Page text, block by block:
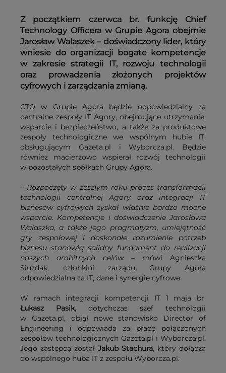
Z początkiem czerwca br. funkcję Chief
Technology Officera w Grupie Agora obejmie
Jarosław Walaszek – doświadczony lider, który
wniesie do organizacji bogate kompetencje
w zakresie strategii IT, rozwoju technologii
oraz prowadzenia złożonych projektów
cyfrowych i zarządzania zmianą.
CTO w Grupie Agora będzie odpowiedzialny za
centralne zespoły IT Agory, obejmujące utrzymanie,
wsparcie i bezpieczeństwo, a także za produktowe
zespoły technologiczne we wspólnym hubie IT,
obsługującym Gazeta.pl i Wyborcza.pl. Będzie
również macierzowo wspierał rozwój technologii
w pozostałych spółkach Grupy Agora.
– Rozpoczęty w zeszłym roku proces transformacji
technologii centralnej Agory oraz integracji IT
biznesów cyfrowych zyskał właśnie bardzo mocne
wsparcie. Kompetencje i doświadczenie Jarosława
Walaszka, a także jego pragmatyzm, umiejętność
gry zespołowej i doskonałe rozumienie potrzeb
biznesu stanowią solidny fundament do realizacji
naszych ambitnych celów – mówi Agnieszka
Siuzdak, członkini zarządu Grupy Agora
odpowiedzialna za IT, dane i synergie cyfrowe.
W ramach integracji kompetencji IT 1 maja br.
Łukasz Pasik, dotychczas szef technologii
w Gazeta.pl, objął nowe stanowisko Director of
Engineering i odpowiada za pracę połączonych
zespołów technologicznych Gazeta.pl i Wyborcza.pl.
Jego zastępcą został Jakub Stachura, który dołącza
do wspólnego huba IT z zespołu Wyborcza.pl.